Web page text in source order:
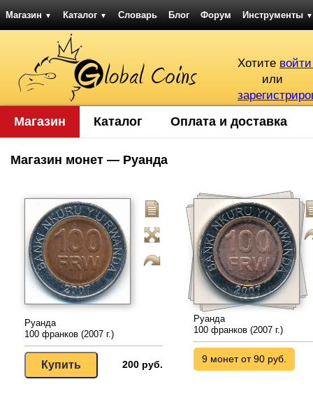
Магазин ▼ Каталог ▼ Словарь Блог Форум Инструменты ▼
Хотите
или
Магазин Каталог Оплата и доставка
Магазин монет — Руанда
Руанда
100 франков (2007 г.)
200 руб.
Руанда
100 франков (2007 г.)
9 монет от 90 руб.